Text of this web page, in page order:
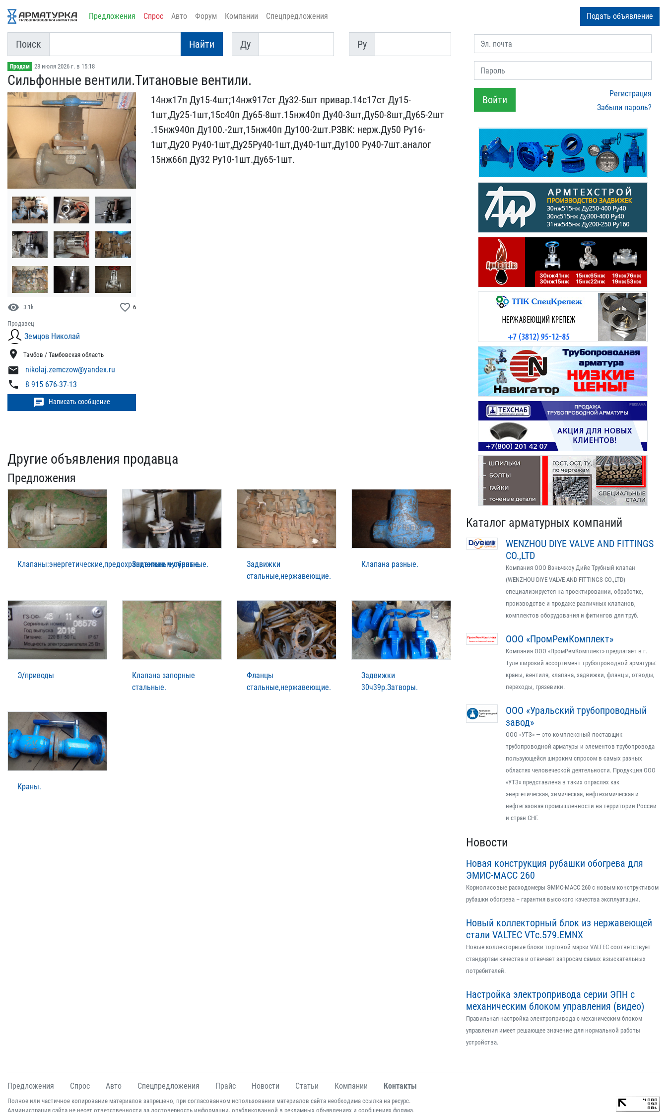
Предложения Спрос Авто Форум Компании Спецпредложения Подать объявление
Поиск Найти
Ду
Ду
Py
Py
Продам 28 июля 2026 г. в 15:18
Сильфонные вентили.Титан​овые вентили.
visibility 3.1k favorite_border 6
Продавец
Земцов Николай
location_on Тамбов / Тамбовская область
mail nikolaj.zemczow@yandex.ru
phone 8 915 676-37-13
chat Написать сообщение
14нж17п Ду15-4шт;14нж917​ст Ду32-5шт привар.14с17​ст Ду15-
1шт,Ду25-1шт,15с​40п Ду65-8шт.15нж40п Ду​40-3шт,Ду50-8шт,Ду65-2шт​
.15нж940п Ду100.-2шт,15н​ж40п Ду100-2шт.РЗВК: нер​ж.Ду50 Ру16-
1шт,Ду20 Ру4​0-1шт,Ду25Ру40-1шт,Ду40-​1шт,Ду100 Ру40-7шт.анало​г
15нж66п Ду32 Ру10-1шт.​Ду65-1шт.
Другие объявления продавца
Предложения
Клапаны:энергетические,предохранительные,обратные.
Задвижки чугунные.
Задвижки
стальные,нержавеющие.
Клапана разные.
Э/приводы
Клапана запорные
стальные.
Фланцы
стальные,нержавеющие.
Задвижки
30ч39р.Затворы.
Краны.
Эл. почта
Пароль
Войти
Регистрация
Забыли пароль?
Каталог арматурных компаний
WENZHOU DIYE VALVE AND FITTINGS
CO.,LTD
Компания ООО Вэньчжоу Дийе Трубный клапан
(WENZHOU DIYE VALVE AND FITTINGS CO.,LTD)
специализируется на проектировании, обработке,
производстве и продаже различных клапанов,
комплектов оборудования и фитингов для труб.
ООО «ПромРемКомплект»
Компания ООО «ПромРемКомплект» предлагает в г.
Туле широкий ассортимент трубопроводной арматуры:
краны, вентиля, клапана, задвижки, фланцы, отводы,
переходы, грязевики.
ООО «Уральский трубопроводный
завод»
ООО «УТЗ» — это комплексный поставщик
трубопроводной арматуры и элементов трубопровода
пользующейся широким спросом в самых разных
областях человеческой деятельности. Продукция ООО
«УТЗ» представлена в таких отраслях как
энергетическая, химическая, нефтехимическая и
нефтегазовая промышленности на территории России
и стран СНГ.
Новости
Новая конструкция рубашки обогрева для
ЭМИС-МАСС 260
Кориолисовые расходомеры ЭМИС-МАСС 260 с новым конструктивом
рубашки обогрева – гарантия высокого качества эксплуатации.
Новый коллекторный блок из нержавеющей
стали VALTEC VTс.579.EMNX
Новые коллекторные блоки торговой марки VALTEC соответствует
стандартам качества и отвечает запросам самых взыскательных
потребителей.
Настройка электропривода серии ЭПН с
механическим блоком управления (видео)
Правильная настройка электропривода с механическим блоком
управления имеет решающее значение для нормальной работы
устройства.
Предложения Спрос Авто Спецпредложения Прайс Новости Статьи Компании Контакты
Полное или частичное копирование материалов запрещено, при согласованном использовании материалов сайта необходима ссылка на ресурс.
Администрация сайта не несет ответственности за достоверность информации, опубликованной в рекламных объявлениях и сообщениях форума.